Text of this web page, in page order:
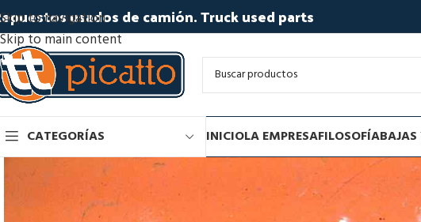
Skip to navigation
Skip to main content
usados de camión. Truck used parts
CATEGORÍAS INICIOLA EMPRESAFILOSOFÍA